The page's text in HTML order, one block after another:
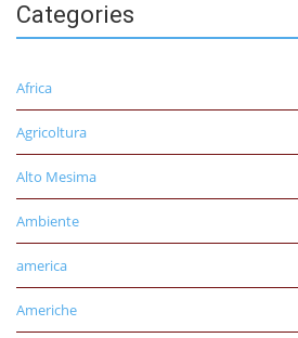
Categories
Africa
Agricoltura
Alto Mesima
Ambiente
america
Americhe